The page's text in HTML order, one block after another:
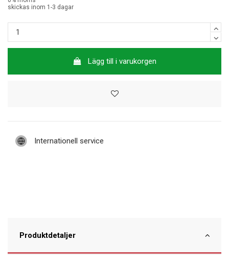
skickas inom 1-3 dagar
Lägg till i varukorgen
Internationell service
Produktdetaljer